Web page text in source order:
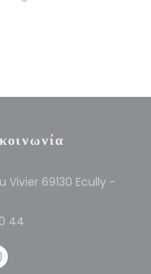
Vivier 69130 Ecully -
44
((ανοίγει σε νέο
((ανοίγει σε νέο